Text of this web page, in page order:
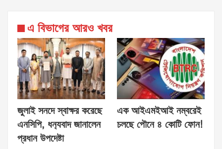
এ বিভাগের আরও খবর
জুলাই সনদে স্বাক্ষর করেছে
এনসিপি, ধন‍্যবাদ জানালেন
প্রধান উপদেষ্টা
এক আইএমইআই নম্বরেই
চলছে পৌনে ৪ কোটি ফোন!